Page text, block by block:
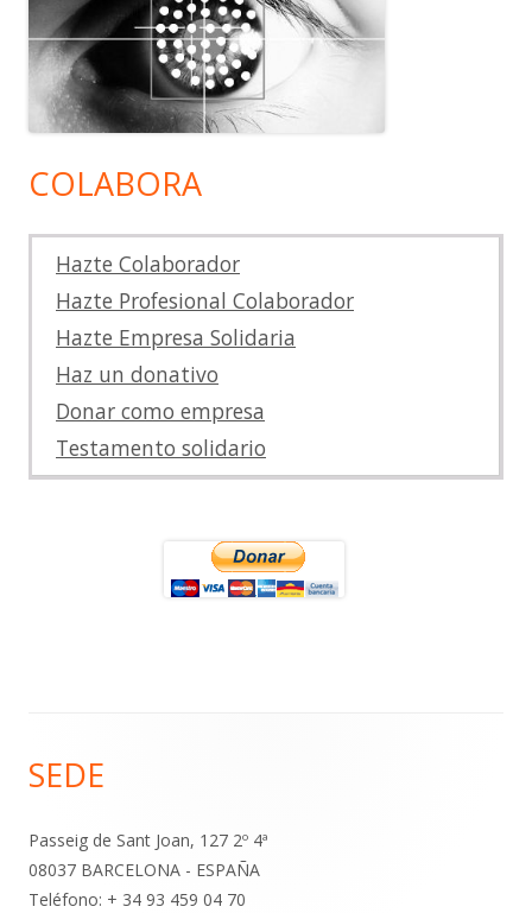
COLABORA
Hazte Colaborador
Hazte Profesional Colaborador
Hazte Empresa Solidaria
Haz un donativo
Donar como empresa
Testamento solidario
del
SEDE
Passeig de Sant Joan, 127 2º 4ª
08037 BARCELONA - ESPAÑA
Teléfono: + 34 93 459 04 70